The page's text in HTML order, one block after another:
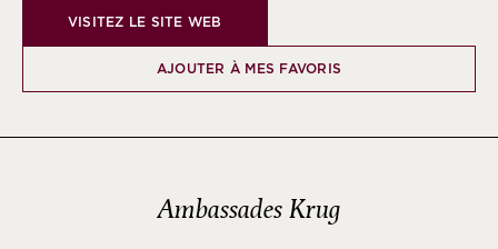
VISITEZ LE SITE WEB
AJOUTER À MES FAVORIS
Ambassades Krug